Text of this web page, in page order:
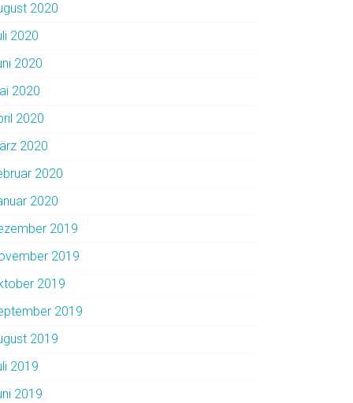
2020
2020
2020
2020
2020
2020
2020
2020
2019
2019
2019
2019
2019
2019
2019